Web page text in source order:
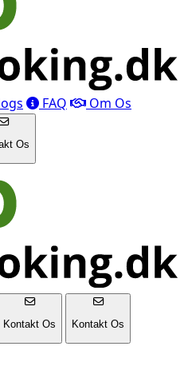
FAQ Om Os
Os
Kontakt Os Kontakt Os